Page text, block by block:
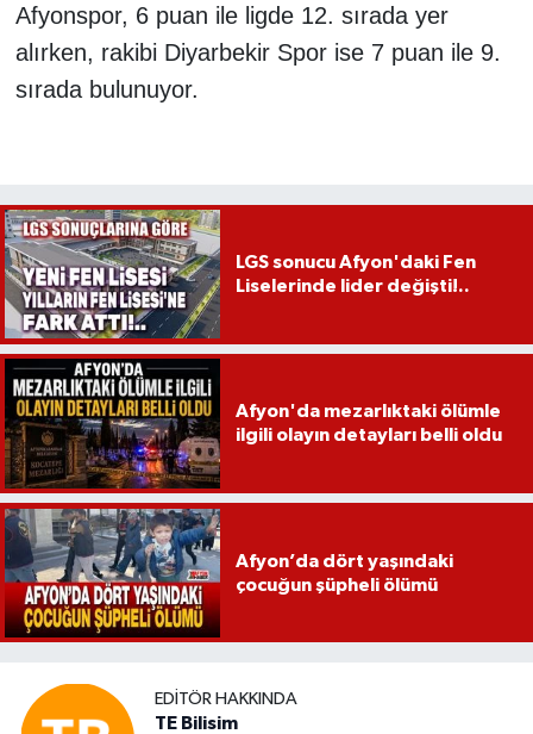
Afyonspor, 6 puan ile ligde 12. sırada yer
alırken, rakibi Diyarbekir Spor ise 7 puan ile 9.
sırada bulunuyor.
LGS sonucu Afyon'daki Fen
Liselerinde lider değişti!..
Afyon'da mezarlıktaki ölümle
ilgili olayın detayları belli oldu
Afyon’da dört yaşındaki
çocuğun şüpheli ölümü
EDITÖR HAKKINDA
TE Bilisim